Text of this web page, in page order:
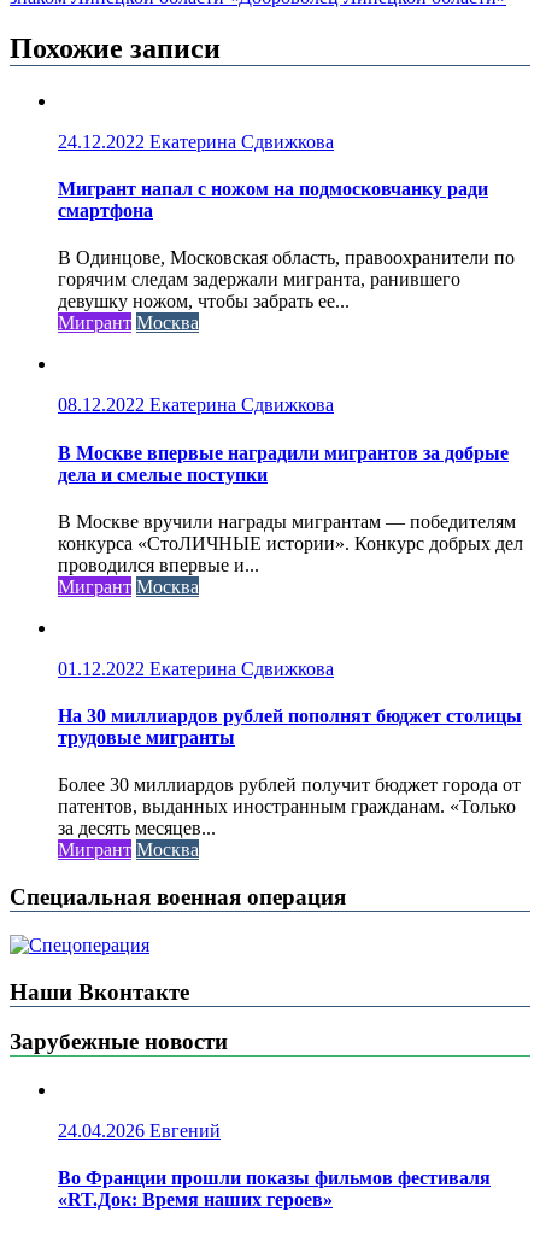
Похожие записи
24.12.2022 Екатерина Сдвижкова
Мигрант напал с ножом на подмосковчанку ради
смартфона
В Одинцове, Московская область, правоохранители по
горячим следам задержали мигранта, ранившего
девушку ножом, чтобы забрать ее...
Мигрант Москва
08.12.2022 Екатерина Сдвижкова
В Москве впервые наградили мигрантов за добрые
дела и смелые поступки
В Москве вручили награды мигрантам — победителям
конкурса «СтоЛИЧНЫЕ истории». Конкурс добрых дел
проводился впервые и...
Мигрант Москва
01.12.2022 Екатерина Сдвижкова
На 30 миллиардов рублей пополнят бюджет столицы
трудовые мигранты
Более 30 миллиардов рублей получит бюджет города от
патентов, выданных иностранным гражданам. «Только
за десять месяцев...
Мигрант Москва
Специальная военная операция
Наши Вконтакте
Зарубежные новости
24.04.2026 Евгений
Во Франции прошли показы фильмов фестиваля
«RT.Док: Время наших героев»